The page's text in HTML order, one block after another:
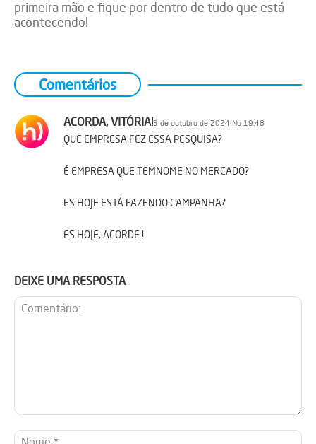
primeira mão e fique por dentro de tudo que está
acontecendo!
Comentários
ACORDA, VITÓRIA!3 de outubro de 2024 No 19:48
QUE EMPRESA FEZ ESSA PESQUISA?
É EMPRESA QUE TEMNOME NO MERCADO?
ES HOJE ESTÁ FAZENDO CAMPANHA?
ES HOJE, ACORDE !
DEIXE UMA RESPOSTA